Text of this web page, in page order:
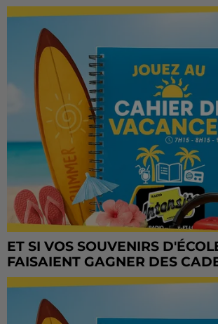
ET SI VOS SOUVENIRS
FAISAIENT GAGNER DES